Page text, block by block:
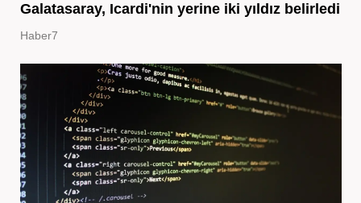
Galatasaray, Icardi'nin yerine iki yıldız belirledi
Haber7